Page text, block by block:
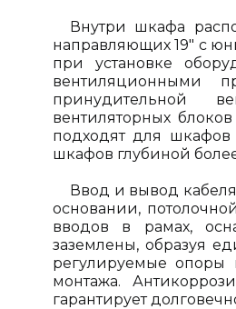
Внутри шкафа
направляющих 19" с
при установке
вентиляционными
принудительной
вентиляторных
подходят для
шкафов глубиной
Ввод и вывод
основании,
вводов в рамах,
заземлены, образуя
регулируемые опоры
монтажа.
гарантирует